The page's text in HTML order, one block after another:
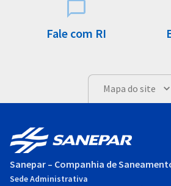
Fale com RI
Mapa do site
Sanepar – Companhia de
Sede Administrativa